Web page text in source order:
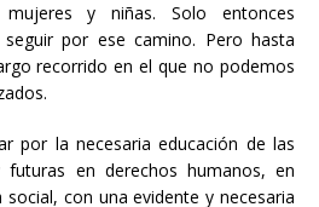
y niñas. Solo entonces
por ese camino. Pero hasta
recorrido en el que no podemos
por la necesaria educación de las
futuras en derechos humanos, en
social, con una evidente y necesaria